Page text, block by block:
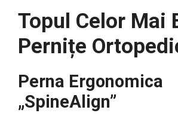
Topul Celor Mai
Pernițe
Perna Ergonomica
„SpineAlign”